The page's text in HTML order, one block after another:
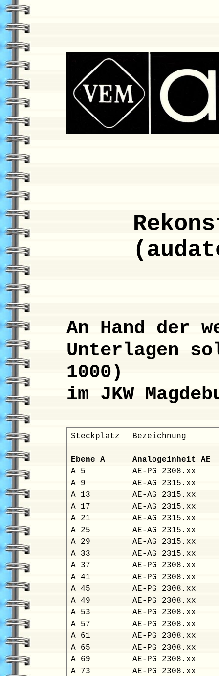
An Hand der
Unterlagen
1000)
im JKW
Steckplatz Bezeichnung
Ebene A
Analogeinheit
A 5
AE-PG 2308.xx
A 9
AE-AG 2315.xx
A 13
AE-AG 2315.xx
A 17
AE-AG 2315.xx
A 21
AE-AG 2315.xx
A 25
AE-AG 2315.xx
A 29
AE-AG 2315.xx
A 33
AE-AG 2315.xx
A 37
AE-PG 2308.xx
A 41
AE-PG 2308.xx
A 45
AE-PG 2308.xx
A 49
AE-PG 2308.xx
A 53
AE-PG 2308.xx
A 57
AE-PG 2308.xx
A 61
AE-PG 2308.xx
A 65
AE-PG 2308.xx
A 69
AE-PG 2308.xx
A 73
AE-PG 2308.xx